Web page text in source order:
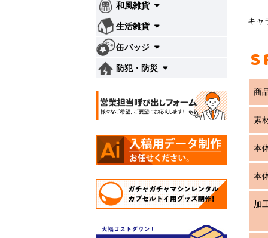
キャ
商
素
本
本
加
和風雑貨
生活雑貨
缶バッジ
防犯・防災